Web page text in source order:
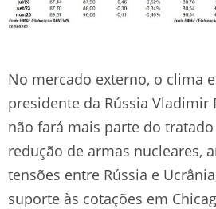
No mercado externo, o clima
presidente da Rússia
não fará mais parte do
redução de armas nucleares,
tensões entre Rússia e
suporte às cotações em